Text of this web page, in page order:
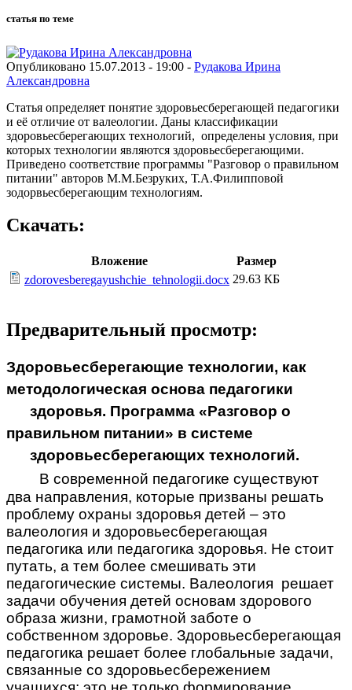
статья по теме
Опубликовано 15.07.2013 - 19:00 - Рудакова Ирина
Александровна
Статья определяет понятие здоровьесберегающей педагогики
и её отличие от валеологии. Даны классификации
здоровьесберегающих технологий, определены условия, при
которых технологии являются здоровьесберегающими.
Приведено соответствие программы "Разговор о правильном
питании" авторов М.М.Безруких, Т.А.Филипповой
зодорвьесберегающим технологиям.
Скачать:
Вложение
Размер
zdorovesberegayushchie_tehnologii.docx 29.63 КБ
Предварительный просмотр:
Здоровьесберегающие технологии, как
методологическая основа педагогики
здоровья. Программа «Разговор о
правильном питании» в системе
здоровьесберегающих технологий.
В современной педагогике существуют
два направления, которые призваны решать
проблему охраны здоровья детей – это
валеология и здоровьесберегающая
педагогика или педагогика здоровья. Не стоит
путать, а тем более смешивать эти
педагогические системы. Валеология решает
задачи обучения детей основам здорового
образа жизни, грамотной заботе о
собственном здоровье. Здоровьесберегающая
педагогика решает более глобальные задачи,
связанные со здоровьесбережением